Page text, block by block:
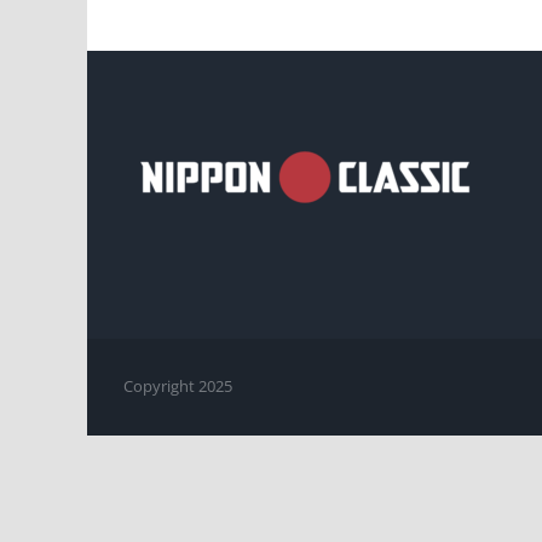
Copyright 2025